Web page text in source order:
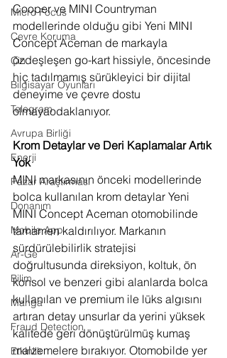
Micro Focus
Çevre Koruma
Çin
Bilgisayar Oyunları
Telegram
Avrupa Birliği
Enerji
Pazar Araştırması
Donanım
Mobile App
Ar-Ge
Bilim
Manga
Fraud Detection
Etkinlik
Cooper ve MINI Countryman
modellerinde olduğu gibi Yeni MINI
Concept Aceman de markayla
özdeşleşen go-kart hissiyle, öncesinde
hiç tadılmamış sürükleyici bir dijital
deneyime ve çevre dostu
olmayaodaklanıyor.
Krom Detaylar ve Deri Kaplamalar Artık
Yok
MINI markasının önceki modellerinde
bolca kullanılan krom detaylar Yeni
MINI Concept Aceman otomobilinde
tamamen kaldırılıyor. Markanın
sürdürülebilirlik stratejisi
doğrultusunda direksiyon, koltuk, ön
konsol ve benzeri gibi alanlarda bolca
kullanılan ve premium ile lüks algısını
artıran detay unsurlar da yerini yüksek
kalitede geri dönüştürülmüş kumaş
malzemelere bırakıyor. Otomobilde yer